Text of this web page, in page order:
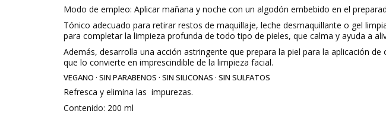
Modo de empleo: Aplicar mañana y noche con un algodón embebido en el
Tónico adecuado para retirar restos de maquillaje, leche desmaquillante o gel
para completar la limpieza profunda de todo tipo de pieles, que calma y ayuda a
Además, desarrolla una acción astringente que prepara la piel para la aplicación
que lo convierte en imprescindible de la limpieza facial.
VEGANO · SIN PARABENOS · SIN SILICONAS · SIN SULFATOS
Refresca y elimina las impurezas.
Contenido: 200 ml